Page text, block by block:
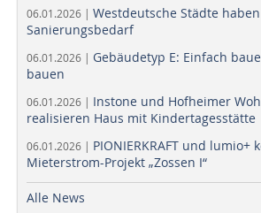
06.01.2026 | Westdeutsche Städte
Sanierungsbedarf
06.01.2026 | Gebäudetyp E: Einfach
bauen
06.01.2026 | Instone und Hofheimer
realisieren Haus mit Kindertagesstätte
06.01.2026 | PIONIERKRAFT und lumio+
Mieterstrom-Projekt „Zossen I“
Alle News